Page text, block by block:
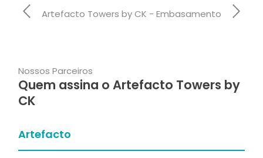
Artefacto Towers by CK - Embasamento
Nossos Parceiros
Quem assina o Artefacto Towers by
CK
Artefacto